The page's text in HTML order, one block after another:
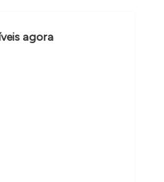
agora